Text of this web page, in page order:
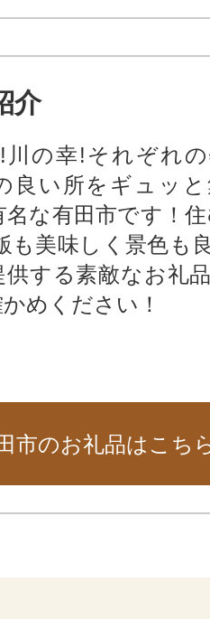
介
の幸!それぞれ
良い所をギュッ
な有田市です！
も美味しく景色も
供する素敵なお礼
めください！
市のお礼品はこち